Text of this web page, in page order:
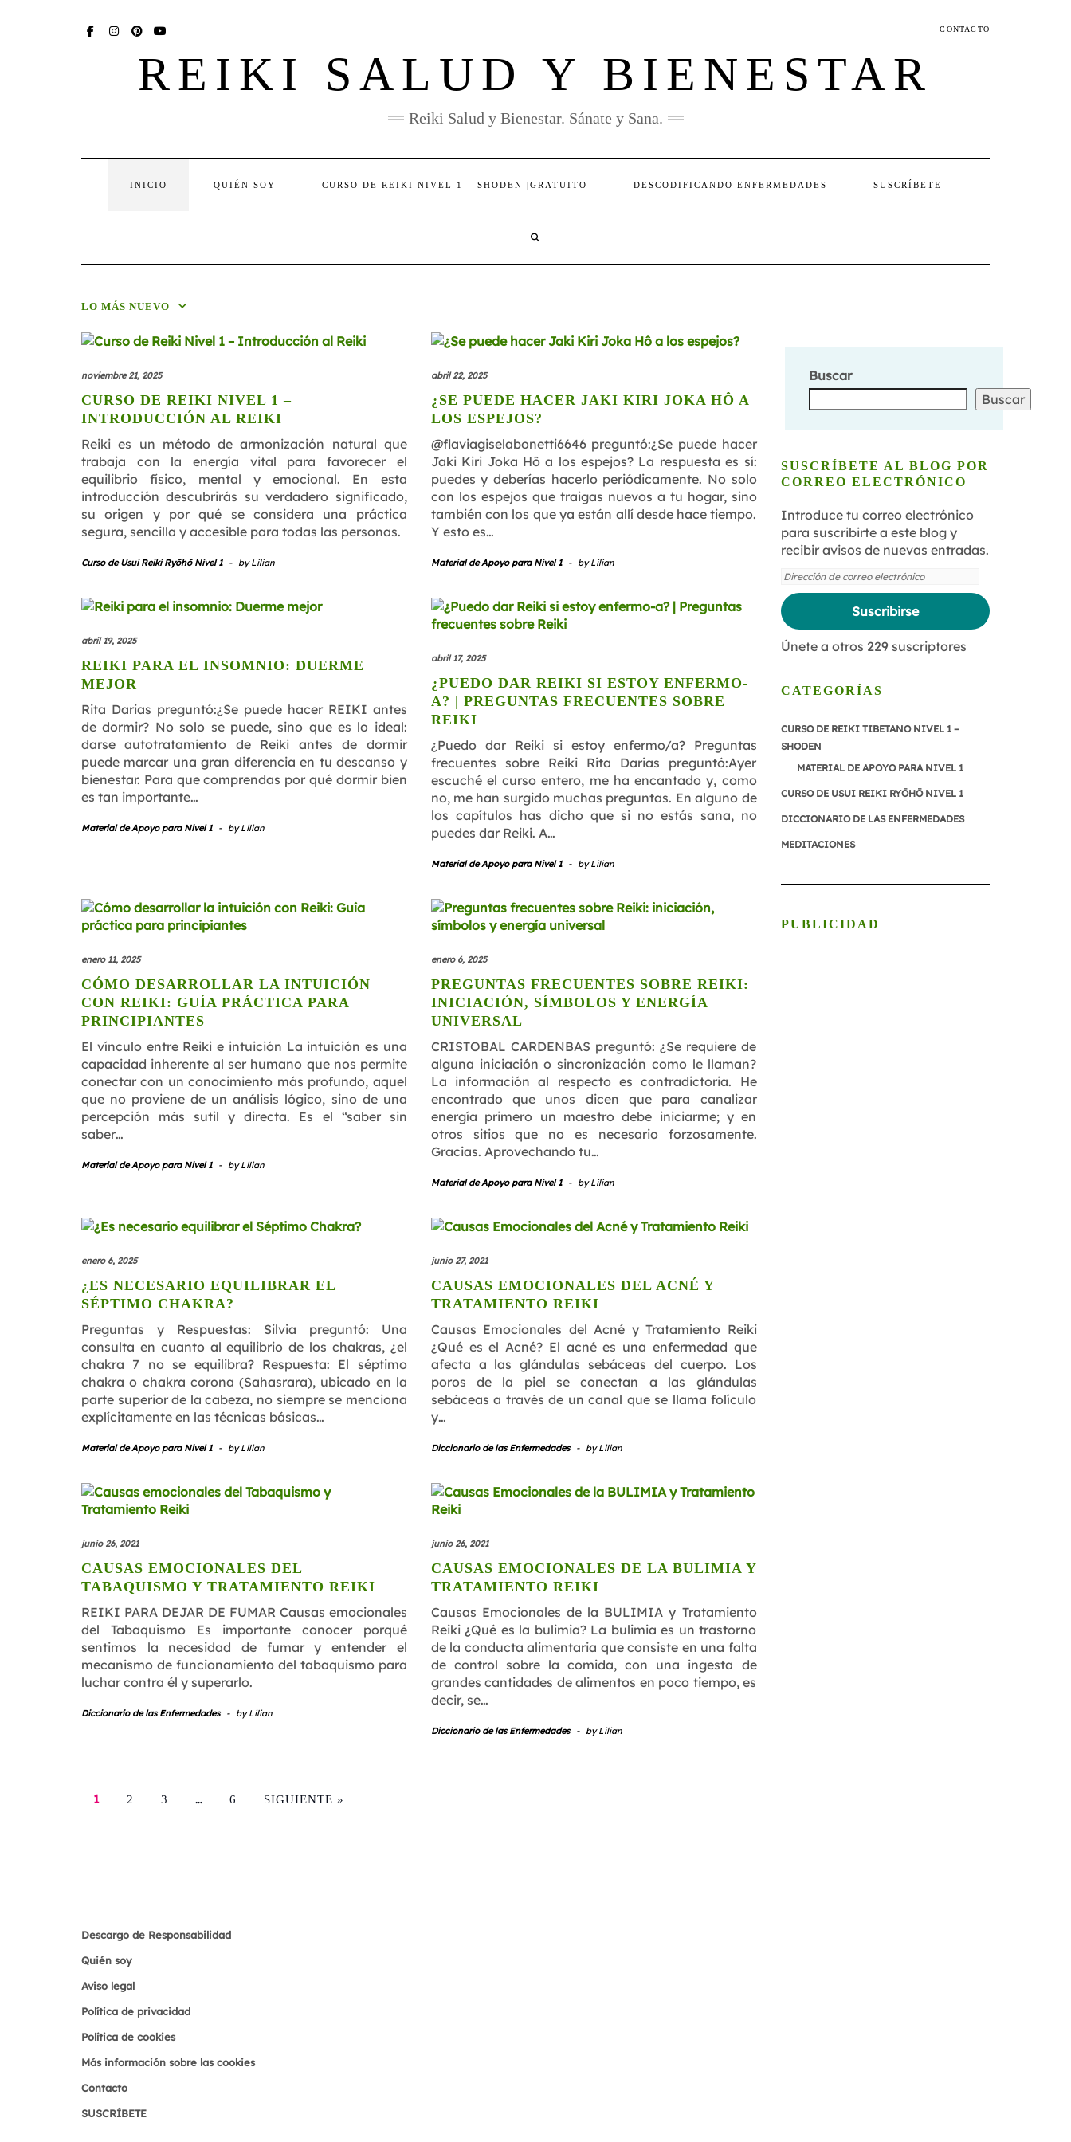
SOCIAL CONTACTO
REIKI SALUD Y BIENESTAR
Reiki Salud y Bienestar. Sánate y Sana.
INICIO QUIÉN SOY CURSO DE REIKI NIVEL 1 – SHODEN |GRATUITO DESCODIFICANDO ENFERMEDADES SUSCRÍBETE
LO MÁS NUEVO
noviembre 21, 2025
CURSO DE REIKI NIVEL 1 –
INTRODUCCIÓN AL REIKI
Reiki es un método de armonización natural que
trabaja con la energía vital para favorecer el
equilibrio físico, mental y emocional. En esta
introducción descubrirás su verdadero significado,
su origen y por qué se considera una práctica
segura, sencilla y accesible para todas las personas.
Curso de Usui Reiki Ryōhō Nivel 1 - byLilian
abril 22, 2025
¿SE PUEDE HACER JAKI KIRI JOKA HÔ A
LOS ESPEJOS?
@flaviagiselabonetti6646 preguntó:¿Se puede hacer
Jaki Kiri Joka Hô a los espejos? La respuesta es sí:
puedes y deberías hacerlo periódicamente. No solo
con los espejos que traigas nuevos a tu hogar, sino
también con los que ya están allí desde hace tiempo.
Y esto es…
Material de Apoyo para Nivel 1 - byLilian
abril 19, 2025
REIKI PARA EL INSOMNIO: DUERME
MEJOR
Rita Darias preguntó:¿Se puede hacer REIKI antes
de dormir? No solo se puede, sino que es lo ideal:
darse autotratamiento de Reiki antes de dormir
puede marcar una gran diferencia en tu descanso y
bienestar. Para que comprendas por qué dormir bien
es tan importante…
Material de Apoyo para Nivel 1 - byLilian
abril 17, 2025
¿PUEDO DAR REIKI SI ESTOY ENFERMO-
A? | PREGUNTAS FRECUENTES SOBRE
REIKI
¿Puedo dar Reiki si estoy enfermo/a? Preguntas
frecuentes sobre Reiki Rita Darias preguntó:Ayer
escuché el curso entero, me ha encantado y, como
no, me han surgido muchas preguntas. En alguno de
los capítulos has dicho que si no estás sana, no
puedes dar Reiki. A…
Material de Apoyo para Nivel 1 - byLilian
enero 11, 2025
CÓMO DESARROLLAR LA INTUICIÓN
CON REIKI: GUÍA PRÁCTICA PARA
PRINCIPIANTES
El vínculo entre Reiki e intuición La intuición es una
capacidad inherente al ser humano que nos permite
conectar con un conocimiento más profundo, aquel
que no proviene de un análisis lógico, sino de una
percepción más sutil y directa. Es el “saber sin
saber…
Material de Apoyo para Nivel 1 - byLilian
enero 6, 2025
PREGUNTAS FRECUENTES SOBRE REIKI:
INICIACIÓN, SÍMBOLOS Y ENERGÍA
UNIVERSAL
CRISTOBAL CARDENBAS preguntó: ¿Se requiere de
alguna iniciación o sincronización como le llaman?
La información al respecto es contradictoria. He
encontrado que unos dicen que para canalizar
energía primero un maestro debe iniciarme; y en
otros sitios que no es necesario forzosamente.
Gracias. Aprovechando tu…
Material de Apoyo para Nivel 1 - byLilian
enero 6, 2025
¿ES NECESARIO EQUILIBRAR EL
SÉPTIMO CHAKRA?
Preguntas y Respuestas: Silvia preguntó: Una
consulta en cuanto al equilibrio de los chakras, ¿el
chakra 7 no se equilibra? Respuesta: El séptimo
chakra o chakra corona (Sahasrara), ubicado en la
parte superior de la cabeza, no siempre se menciona
explícitamente en las técnicas básicas…
Material de Apoyo para Nivel 1 - byLilian
junio 27, 2021
CAUSAS EMOCIONALES DEL ACNÉ Y
TRATAMIENTO REIKI
Causas Emocionales del Acné y Tratamiento Reiki
¿Qué es el Acné? El acné es una enfermedad que
afecta a las glándulas sebáceas del cuerpo. Los
poros de la piel se conectan a las glándulas
sebáceas a través de un canal que se llama folículo
y…
Diccionario de las Enfermedades - byLilian
junio 26, 2021
CAUSAS EMOCIONALES DEL
TABAQUISMO Y TRATAMIENTO REIKI
REIKI PARA DEJAR DE FUMAR Causas emocionales
del Tabaquismo Es importante conocer porqué
sentimos la necesidad de fumar y entender el
mecanismo de funcionamiento del tabaquismo para
luchar contra él y superarlo.
Diccionario de las Enfermedades - byLilian
junio 26, 2021
CAUSAS EMOCIONALES DE LA BULIMIA Y
TRATAMIENTO REIKI
Causas Emocionales de la BULIMIA y Tratamiento
Reiki ¿Qué es la bulimia? La bulimia es un trastorno
de la conducta alimentaria que consiste en una falta
de control sobre la comida, con una ingesta de
grandes cantidades de alimentos en poco tiempo, es
decir, se…
Diccionario de las Enfermedades - byLilian
1 2 3 … 6 SIGUIENTE »
Buscar
Buscar
SUSCRÍBETE AL BLOG POR
CORREO ELECTRÓNICO
Introduce tu correo electrónico
para suscribirte a este blog y
recibir avisos de nuevas entradas.
Dirección
de
correo
electrónico
Suscribirse
Únete a otros 229 suscriptores
CATEGORÍAS
CURSO DE REIKI TIBETANO NIVEL 1 –
SHODEN
MATERIAL DE APOYO PARA NIVEL 1
CURSO DE USUI REIKI RYŌHŌ NIVEL 1
DICCIONARIO DE LAS ENFERMEDADES
MEDITACIONES
PUBLICIDAD
Descargo de Responsabilidad
Quién soy
Aviso legal
Política de privacidad
Política de cookies
Más información sobre las cookies
Contacto
SUSCRÍBETE